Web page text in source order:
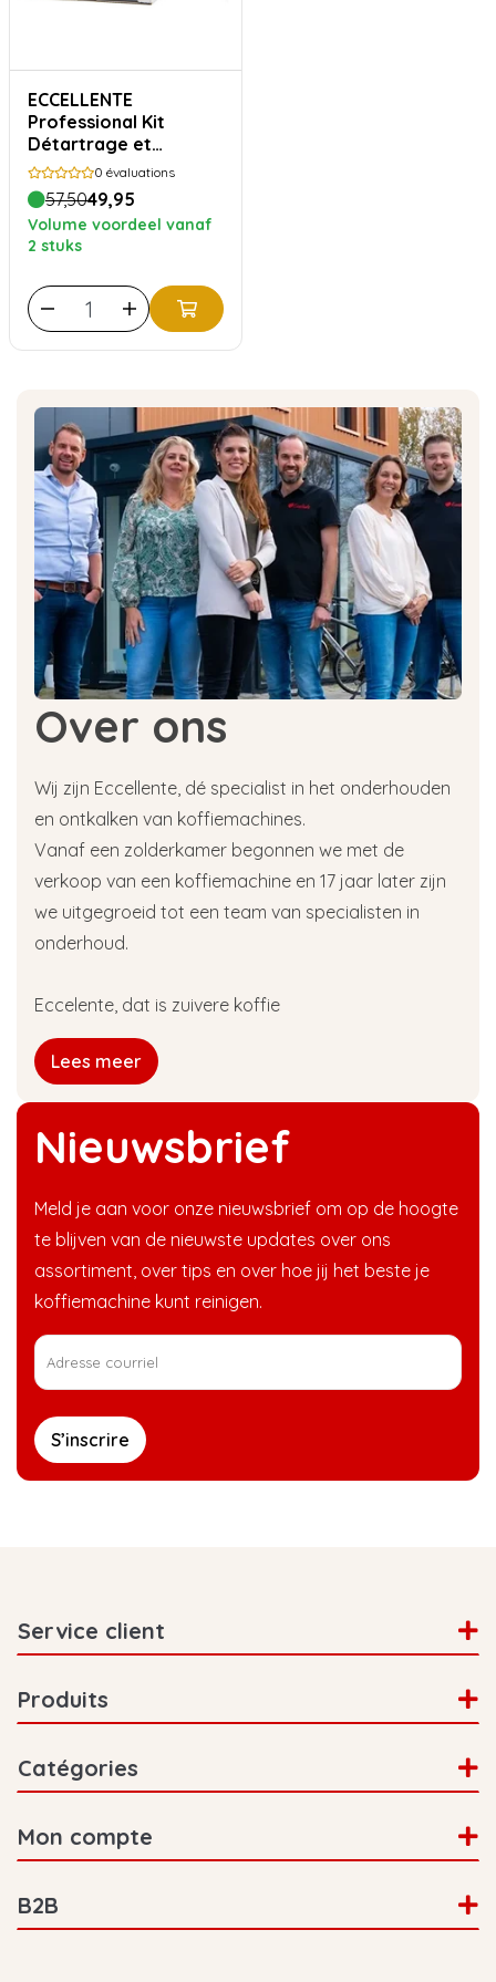
ECCELLENTE
Professional Kit
Détartrage et
Nettoyage pour JURA
0 évaluations
57,5049,95
Volume voordeel vanaf
2 stuks
Nieuwsbrief
Meld je aan voor onze nieuwsbrief om op de hoogte
te blijven van de nieuwste updates over ons
assortiment, over tips en over hoe jij het beste je
koffiemachine kunt reinigen.
S’inscrire
Over ons
Wij zijn Eccellente, dé specialist in het onderhouden
en ontkalken van koffiemachines.
Vanaf een zolderkamer begonnen we met de
verkoop van een koffiemachine en 17 jaar later zijn
we uitgegroeid tot een team van specialisten in
onderhoud.
Eccelente, dat is zuivere koffie
Lees meer
Service client
Produits
Catégories
Mon compte
B2B